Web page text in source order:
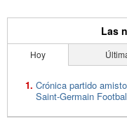
Las
Hoy
Crónica partido
Saint-Germain